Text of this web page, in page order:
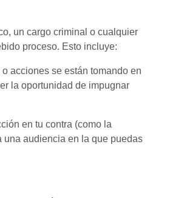
un cargo criminal o cualquier
proceso. Esto incluye:
acciones se están tomando en
la oportunidad de impugnar
en tu contra (como la
una audiencia en la que puedas